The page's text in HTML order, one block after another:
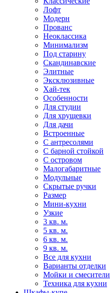
Лофт
Модерн
Прованс
Неоклассика
Минимализм
Под старину
Скандинавские
Элитные
Эксклюзивные
Хай-тек
Особенности
Для студии
Для хрущевки
Для дачи
Встроенные
С антресолями
С барной стойкой
С островом
Малогабаритные
Модульные
Скрытые ручки
Размер
Мини-кухни
Узкие
3 кв. м.
5 кв. м.
6 кв. м.
9 кв. м.
Все для кухни
Варианты отделки
Мойки и смесители
Техника для кухни